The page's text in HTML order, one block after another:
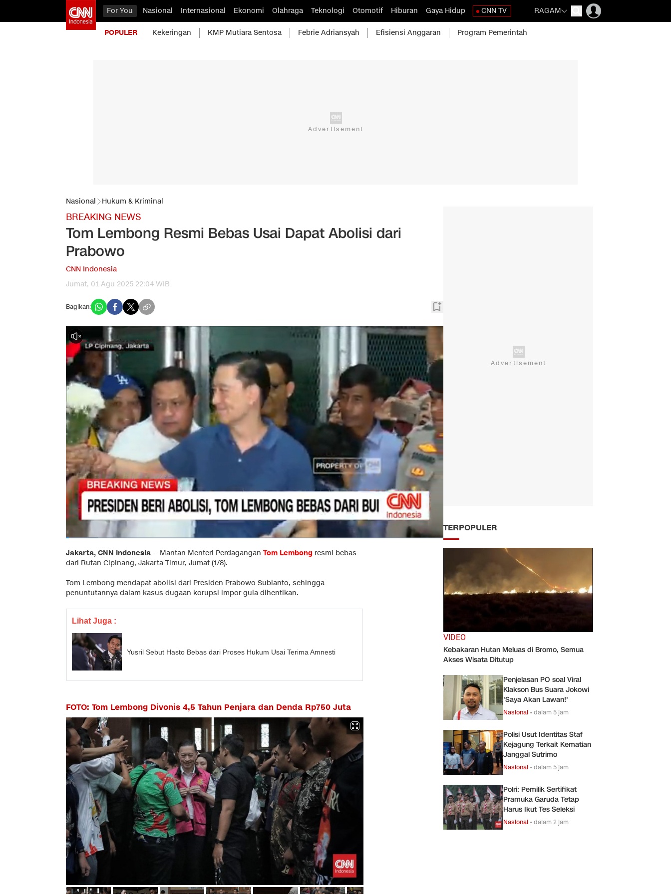
For You Nasional Internasional Ekonomi Olahraga Teknologi Otomotif Hiburan Gaya Hidup CNN TV RAGAM
POPULER Kekeringan KMP Mutiara Sentosa Febrie Adriansyah Efisiensi Anggaran Program Pemerintah
Nasional Hukum & Kriminal
BREAKING NEWS
Tom Lembong Resmi Bebas Usai Dapat Abolisi dari
Prabowo
CNN Indonesia
Jumat, 01 Agu 2025 22:04 WIB
Bagikan:
Jakarta, CNN Indonesia -- Mantan Menteri Perdagangan Tom Lembong resmi bebas
dari Rutan Cipinang, Jakarta Timur, Jumat (1/8).
Tom Lembong mendapat abolisi dari Presiden Prabowo Subianto, sehingga
penuntutannya dalam kasus dugaan korupsi impor gula dihentikan.
Lihat Juga :
Yusril Sebut Hasto Bebas dari Proses Hukum Usai Terima Amnesti
FOTO: Tom Lembong Divonis 4,5 Tahun Penjara dan Denda Rp750 Juta
TERPOPULER
VIDEO
Kebakaran Hutan Meluas di Bromo, Semua
Akses Wisata Ditutup
Penjelasan PO soal Viral
Klakson Bus Suara Jokowi
'Saya Akan Lawan!'
Nasional •dalam 5 jam
Polisi Usut Identitas Staf
Kejagung Terkait Kematian
Janggal Sutrimo
Nasional •dalam 5 jam
Polri: Pemilik Sertifikat
Pramuka Garuda Tetap
Harus Ikut Tes Seleksi
Nasional •dalam 2 jam